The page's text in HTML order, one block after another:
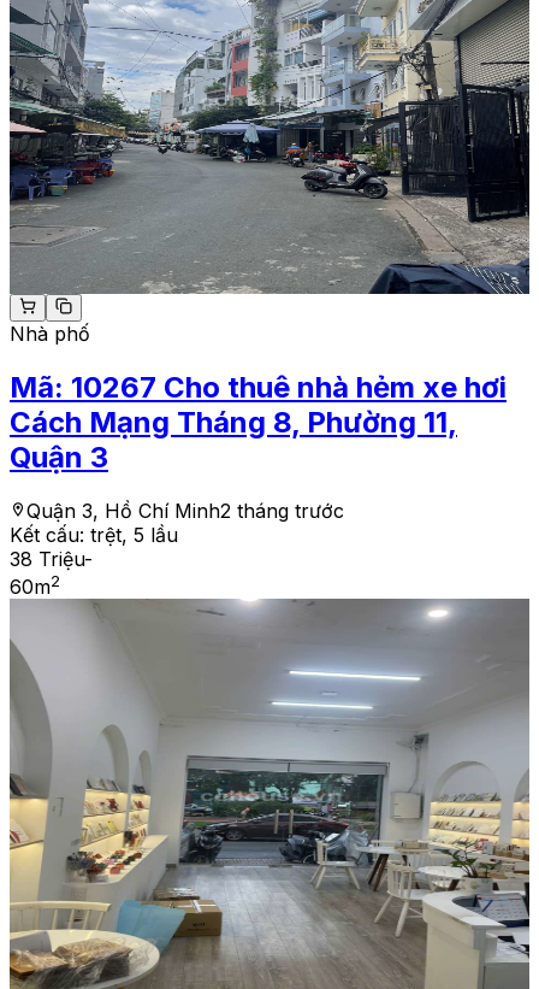
Nhà phố
Mã: 10267 Cho thuê nhà hẻm xe hơi
Cách Mạng Tháng 8, Phường 11,
Quận 3
Quận 3, Hồ Chí Minh2 tháng trước
Kết cấu: trệt, 5 lầu
38 Triệu-
60m2